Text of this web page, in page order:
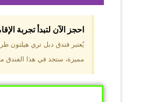
احجز الآن لتبدأ تجربة
يُعتبر فندق دبل تري هيلتون
مميزة، ستجد في هذا الفندق